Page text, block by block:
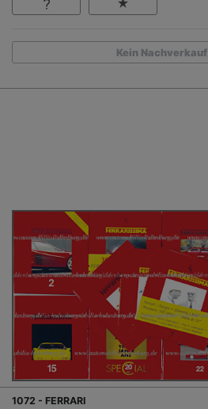
Kein Nachverkauf
1072 - FERRARI